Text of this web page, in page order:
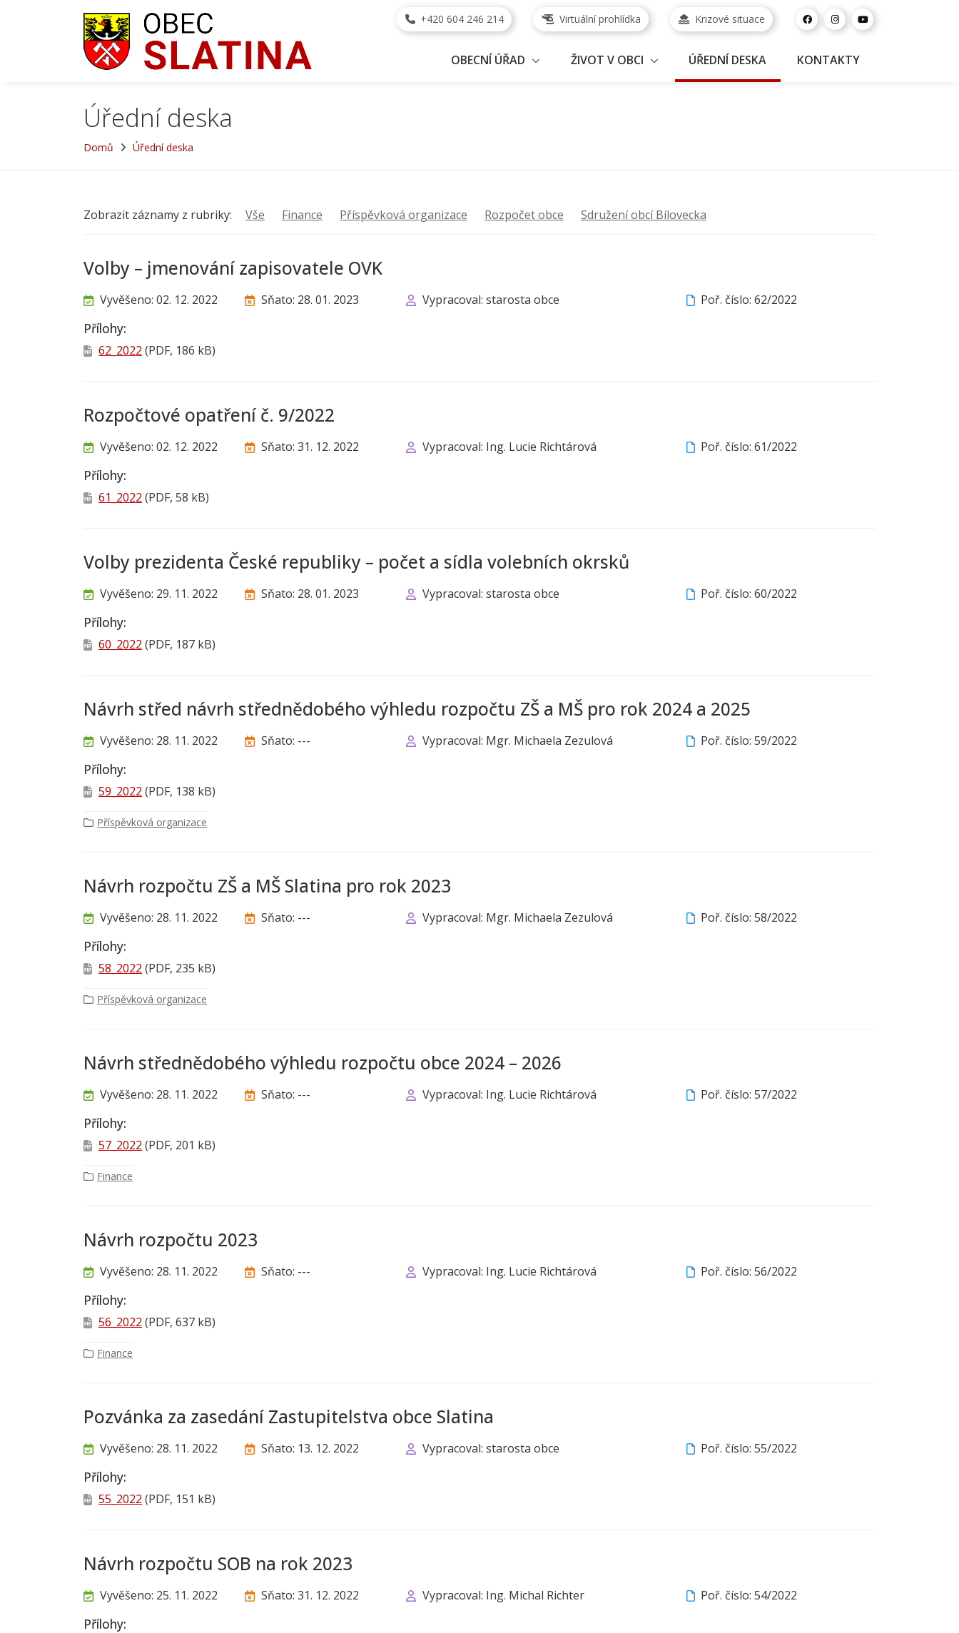
+420 604 246 214 Virtuální prohlídka Krizové situace
OBECNÍ ÚŘAD ŽIVOT V OBCI ÚŘEDNÍ DESKA KONTAKTY
Úřední deska
Domů Úřední deska
Zobrazit záznamy z rubriky: Vše Finance Příspěvková organizace Rozpočet obce Sdružení obcí Bílovecka
Volby – jmenování zapisovatele OVK
Vyvěšeno: 02. 12. 2022 Sňato: 28. 01. 2023 Vypracoval: starosta obce Poř. číslo: 62/2022
Přílohy:
62_2022 (PDF, 186 kB)
Rozpočtové opatření č. 9/2022
Vyvěšeno: 02. 12. 2022 Sňato: 31. 12. 2022 Vypracoval: Ing. Lucie Richtárová Poř. číslo: 61/2022
Přílohy:
61_2022 (PDF, 58 kB)
Volby prezidenta České republiky – počet a sídla volebních okrsků
Vyvěšeno: 29. 11. 2022 Sňato: 28. 01. 2023 Vypracoval: starosta obce Poř. číslo: 60/2022
Přílohy:
60_2022 (PDF, 187 kB)
Návrh střed návrh střednědobého výhledu rozpočtu ZŠ a MŠ pro rok 2024 a 2025
Vyvěšeno: 28. 11. 2022 Sňato: --- Vypracoval: Mgr. Michaela Zezulová Poř. číslo: 59/2022
Přílohy:
59_2022 (PDF, 138 kB)
Příspěvková organizace
Návrh rozpočtu ZŠ a MŠ Slatina pro rok 2023
Vyvěšeno: 28. 11. 2022 Sňato: --- Vypracoval: Mgr. Michaela Zezulová Poř. číslo: 58/2022
Přílohy:
58_2022 (PDF, 235 kB)
Příspěvková organizace
Návrh střednědobého výhledu rozpočtu obce 2024 – 2026
Vyvěšeno: 28. 11. 2022 Sňato: --- Vypracoval: Ing. Lucie Richtárová Poř. číslo: 57/2022
Přílohy:
57_2022 (PDF, 201 kB)
Finance
Návrh rozpočtu 2023
Vyvěšeno: 28. 11. 2022 Sňato: --- Vypracoval: Ing. Lucie Richtárová Poř. číslo: 56/2022
Přílohy:
56_2022 (PDF, 637 kB)
Finance
Pozvánka za zasedání Zastupitelstva obce Slatina
Vyvěšeno: 28. 11. 2022 Sňato: 13. 12. 2022 Vypracoval: starosta obce Poř. číslo: 55/2022
Přílohy:
55_2022 (PDF, 151 kB)
Návrh rozpočtu SOB na rok 2023
Vyvěšeno: 25. 11. 2022 Sňato: 31. 12. 2022 Vypracoval: Ing. Michal Richter Poř. číslo: 54/2022
Přílohy: